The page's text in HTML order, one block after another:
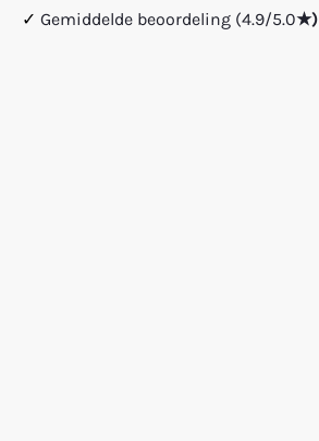
✓ Gemiddelde beoordeling (4.9/5.0★)